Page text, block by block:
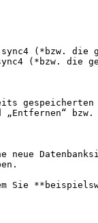
(*bzw. die
(*bzw. die
bzw.
neue
Sie